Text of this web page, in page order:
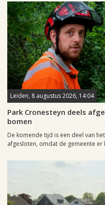
Leiden, 8 augustus 2026, 14:04
Park Cronesteyn deels
bomen
De komende tijd is een deel van
afgesloten, omdat de gemeente er